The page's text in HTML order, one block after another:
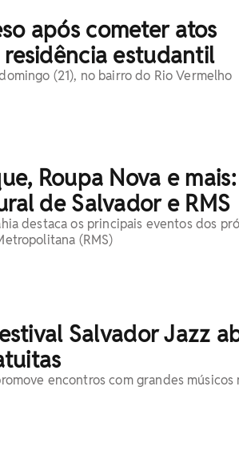
após cometer atos
estudantil
(21), no bairro do Rio Vermelho
Roupa Nova e mais:
de Salvador e RMS
destaca os principais eventos dos
(RMS)
Salvador Jazz
encontros com grandes músicos